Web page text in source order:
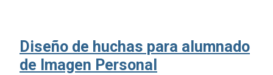
Diseño de huchas para alumnado
de Imagen Personal